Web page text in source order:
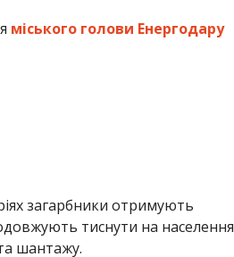
міського голови Енергодару
лишилися у місті та були
життєво необхідні ліки –